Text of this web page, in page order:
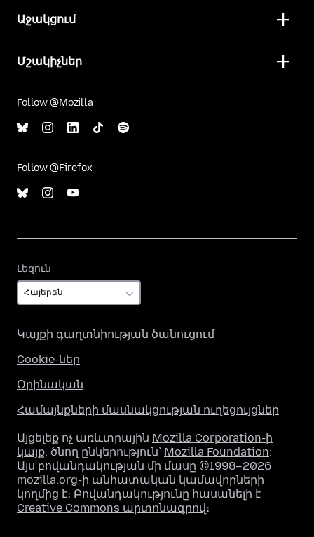
Աջակցում
Մշակիչներ
Follow @Mozilla
Follow @Firefox
Լեզուն
Կայքի գաղտնիության ծանուցում
Cookie-ներ
Օրինական
Համայնքների մասնակցության ուղեցույցներ
Այցելեք ոչ առևտրային Mozilla Corporation-ի
կայք, ծնող ընկերություն՝ Mozilla Foundation:
Այս բովանդակության մի մասը ©1998–2026
mozilla.org-ի անհատական կամավորների
կողմից է։ Բովանդակությունը հասանելի է
Creative Commons արտոնագրով։